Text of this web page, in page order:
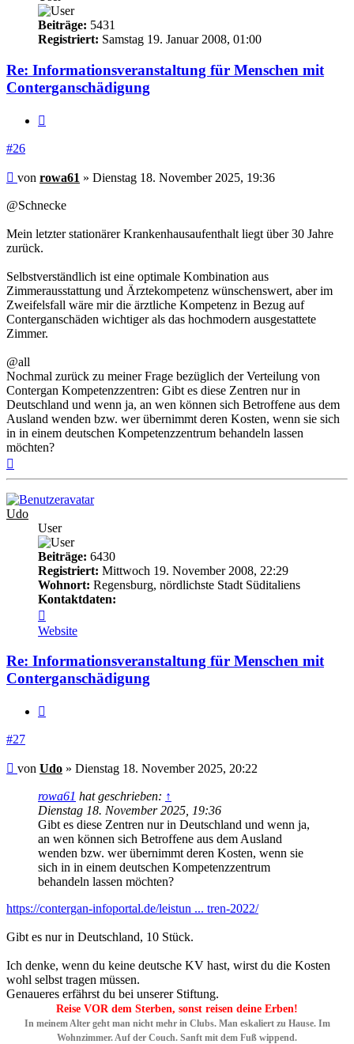
Beiträge: 5431
Registriert: Samstag 19. Januar 2008, 01:00
Re: Informationsveranstaltung für Menschen mit
Conterganschädigung
#26
Beitrag
von rowa61 » Dienstag 18. November 2025, 19:36
@Schnecke
Mein letzter stationärer Krankenhausaufenthalt liegt über 30 Jahre
zurück.
Selbstverständlich ist eine optimale Kombination aus
Zimmerausstattung und Ärztekompetenz wünschenswert, aber im
Zweifelsfall wäre mir die ärztliche Kompetenz in Bezug auf
Conterganschäden wichtiger als das hochmodern ausgestattete
Zimmer.
@all
Nochmal zurück zu meiner Frage bezüglich der Verteilung von
Contergan Kompetenzzentren: Gibt es diese Zentren nur in
Deutschland und wenn ja, an wen können sich Betroffene aus dem
Ausland wenden bzw. wer übernimmt deren Kosten, wenn sie sich
in in einem deutschen Kompetenzzentrum behandeln lassen
möchten?
Udo
User
Beiträge: 6430
Registriert: Mittwoch 19. November 2008, 22:29
Wohnort: Regensburg, nördlichste Stadt Süditaliens
Kontaktdaten:
von
Udo
Website
Re: Informationsveranstaltung für Menschen mit
Conterganschädigung
#27
Beitrag
von Udo » Dienstag 18. November 2025, 20:22
rowa61 hat geschrieben: ↑
Dienstag 18. November 2025, 19:36
Gibt es diese Zentren nur in Deutschland und wenn ja,
an wen können sich Betroffene aus dem Ausland
wenden bzw. wer übernimmt deren Kosten, wenn sie
sich in in einem deutschen Kompetenzzentrum
behandeln lassen möchten?
https://contergan-infoportal.de/leistun ... tren-2022/
Gibt es nur in Deutschland, 10 Stück.
Ich denke, wenn du keine deutsche KV hast, wirst du die Kosten
wohl selbst tragen müssen.
Genaueres erfährst du bei unserer Stiftung.
Reise VOR dem Sterben, sonst reisen deine Erben!
In meinem Alter geht man nicht mehr in Clubs. Man eskaliert zu Hause. Im
Wohnzimmer. Auf der Couch. Sanft mit dem Fuß wippend.